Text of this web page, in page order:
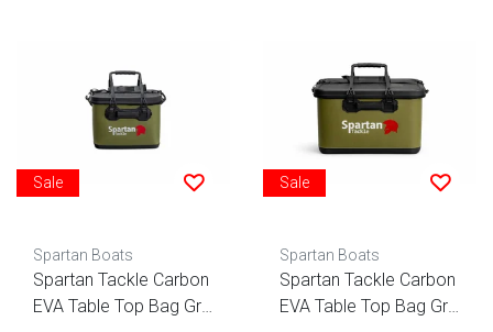
Sale
Spartan Boats
Spartan Tackle Carbon
EVA Table Top Bag Gro
Sale
Spartan Boats
Spartan Tackle Carbon
EVA Table Top Bag Gro